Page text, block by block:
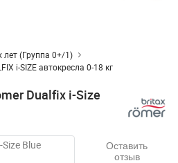
лет (Группа 0+/1)
i-SIZE автокресла 0-18 кг
Dualfix i-Size
Blue
Оставить
отзыв